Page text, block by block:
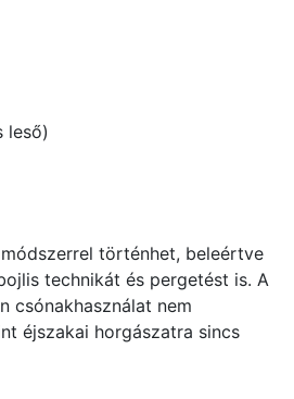
leső)
történhet, beleértve
technikát és pergetést is. A
csónakhasználat nem
éjszakai horgászatra sincs